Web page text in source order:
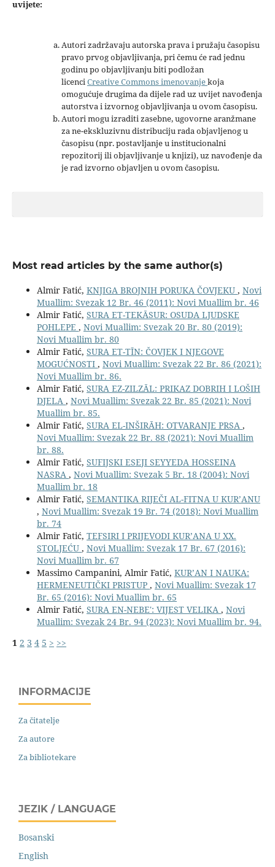
uvijete:
Autori zadržavaju autorska prava i pružaju časopisu
pravo prvog objavljivanja, pri čemu će rad jednu
godinu po objavljivanju biti podložan
licenciCreative Commons imenovanjekoja
omogućuje drugima da dijele rad uz uvijet navođenja
autorstva i izvornog objavljivanja u ovom časopisu.
Autori mogu izraditi zasebne, ugovorne aranžmane
za ne-ekskluzivnu distribuciju rada objavljenog u
časopisu (npr. postavljanje u institucionalni
repozitorij ili objavljivanje u knjizi), uz navođenje da
je rad izvorno objavljen u ovom časopisu.
Most read articles by the same author(s)
Almir Fatić, KNJIGA BROJNIH PORUKA ČOVJEKU , Novi
Muallim: Svezak 12 Br. 46 (2011): Novi Muallim br. 46
Almir Fatić, SURA ET-TEKĀSUR: OSUDA LJUDSKE
POHLEPE , Novi Muallim: Svezak 20 Br. 80 (2019):
Novi Muallim br. 80
Almir Fatić, SURA ET-TĪN: ČOVJEK I NJEGOVE
MOGUĆNOSTI , Novi Muallim: Svezak 22 Br. 86 (2021):
Novi Muallim br. 86.
Almir Fatić, SURA EZ-ZILZĀL: PRIKAZ DOBRIH I LOŠIH
DJELA , Novi Muallim: Svezak 22 Br. 85 (2021): Novi
Muallim br. 85.
Almir Fatić, SURA EL-INŠIRĀH: OTVARANJE PRSA ,
Novi Muallim: Svezak 22 Br. 88 (2021): Novi Muallim
br. 88.
Almir Fatić, SUFIJSKI ESEJI SEYYEDA HOSSEINA
NASRA , Novi Muallim: Svezak 5 Br. 18 (2004): Novi
Muallim br. 18
Almir Fatić, SEMANTIKA RIJEČI AL-FITNA U KUR’ANU
, Novi Muallim: Svezak 19 Br. 74 (2018): Novi Muallim
br. 74
Almir Fatić, TEFSIRI I PRIJEVODI KUR’ANA U XX.
STOLJEĆU , Novi Muallim: Svezak 17 Br. 67 (2016):
Novi Muallim br. 67
Massimo Campanini, Almir Fatić, KUR’AN I NAUKA:
HERMENEUTIČKI PRISTUP , Novi Muallim: Svezak 17
Br. 65 (2016): Novi Muallim br. 65
Almir Fatić, SURA EN-NEBE': VIJEST VELIKA , Novi
Muallim: Svezak 24 Br. 94 (2023): Novi Muallim br. 94.
1 2 3 4 5 > >>
INFORMACIJE
Za čitatelje
Za autore
Za bibliotekare
JEZIK / LANGUAGE
Bosanski
English